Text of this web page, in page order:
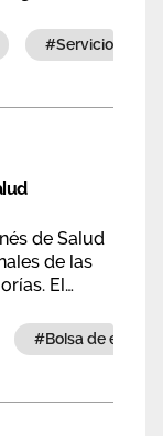
#servicio
de Salud
de las
El
el día 3
16 de
#bolsa de empleo